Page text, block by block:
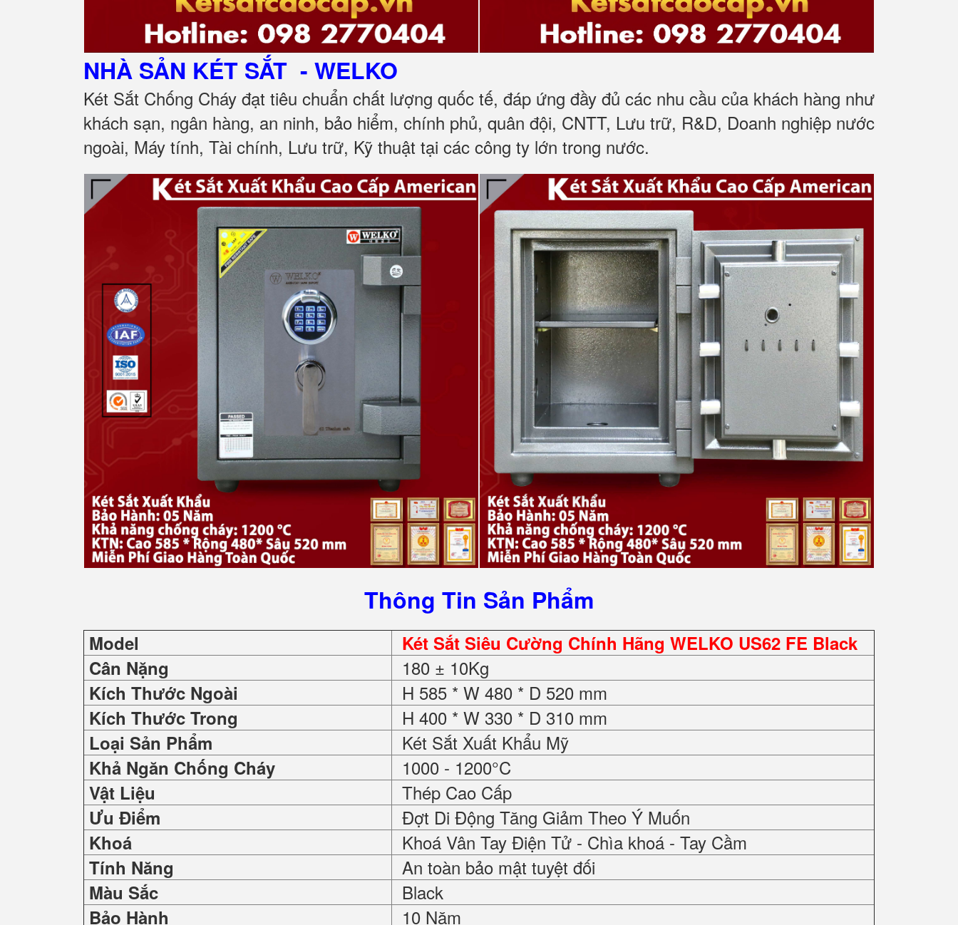
NHÀ SẢN KÉT SẮT - WELKO
Két Sắt Chống Cháy đạt tiêu chuẩn chất lượng quốc tế, đáp ứng đầy đủ các nhu cầu của khách hàng như
khách sạn, ngân hàng, an ninh, bảo hiểm, chính phủ, quân đội, CNTT, Lưu trữ, R&D, Doanh nghiệp nước
ngoài, Máy tính, Tài chính, Lưu trữ, Kỹ thuật tại các công ty lớn trong nước.
Thông Tin Sản Phẩm
Model
Két Sắt Siêu Cường Chính Hãng WELKO US62 FE Black
Cân Nặng
180 ± 10Kg
Kích Thước Ngoài H 585 * W 480 * D 520 mm
Kích Thước Trong H 400 * W 330 * D 310 mm
Loại Sản Phẩm Két Sắt Xuất Khẩu Mỹ
Khả Ngăn Chống Cháy 1000 - 1200°C
Vật Liệu Thép Cao Cấp
Ưu Điểm Đợt Di Động Tăng Giảm Theo Ý Muốn
Khoá Khoá Vân Tay Điện Tử - Chìa khoá - Tay Cầm
Tính Năng An toàn bảo mật tuyệt đối
Màu Sắc Black
Bảo Hành 10 Năm